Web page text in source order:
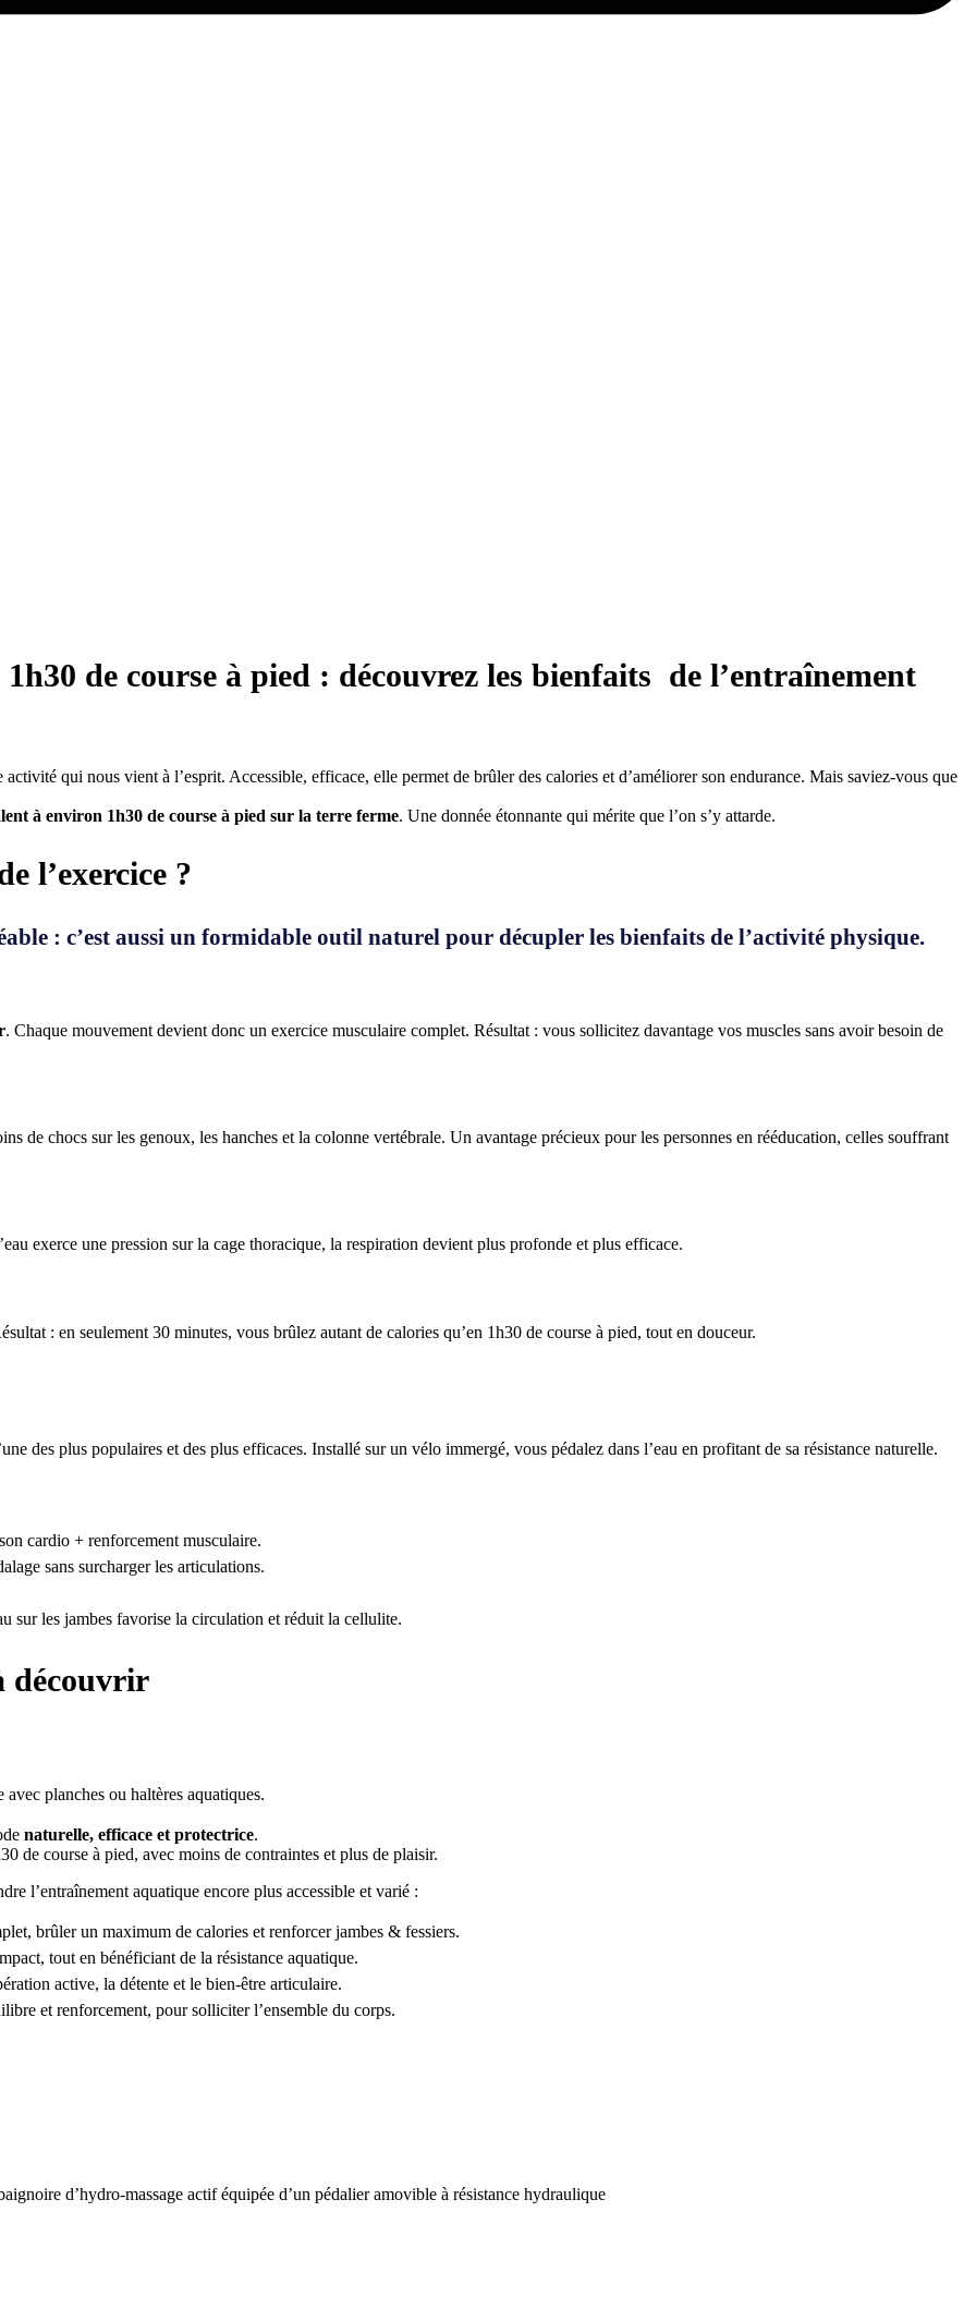
1h30 de course à pied : découvrez les bienfaits de l’entraînement
qui nous vient à l’esprit. Accessible, efficace, elle permet de brûler des calories et d’améliorer son endurance. Mais saviez-vous que
à environ 1h30 de course à pied sur la terre ferme. Une donnée étonnante qui mérite que l’on s’y attarde.
l’exercice ?
: c’est aussi un formidable outil naturel pour décupler les bienfaits de l’activité physique.
. Chaque mouvement devient donc un exercice musculaire complet. Résultat : vous sollicitez davantage vos muscles sans avoir besoin de
de chocs sur les genoux, les hanches et la colonne vertébrale. Un avantage précieux pour les personnes en rééducation, celles souffrant
exerce une pression sur la cage thoracique, la respiration devient plus profonde et plus efficace.
: en seulement 30 minutes, vous brûlez autant de calories qu’en 1h30 de course à pied, tout en douceur.
des plus populaires et des plus efficaces. Installé sur un vélo immergé, vous pédalez dans l’eau en profitant de sa résistance naturelle.
cardio + renforcement musculaire.
sans surcharger les articulations.
sur les jambes favorise la circulation et réduit la cellulite.
découvrir
planches ou haltères aquatiques.
naturelle, efficace et protectrice.
de course à pied, avec moins de contraintes et plus de plaisir.
l’entraînement aquatique encore plus accessible et varié :
brûler un maximum de calories et renforcer jambes & fessiers.
tout en bénéficiant de la résistance aquatique.
active, la détente et le bien-être articulaire.
et renforcement, pour solliciter l’ensemble du corps.
d’hydro-massage actif équipée d’un pédalier amovible à résistance hydraulique